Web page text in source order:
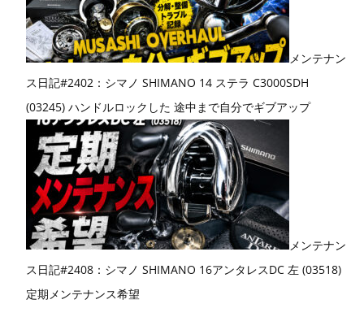
メンテナン
ス日記#2402：シマノ SHIMANO 14 ステラ C3000SDH
(03245) ハンドルロックした 途中まで自分でギブアップ
メンテナン
ス日記#2408：シマノ SHIMANO 16アンタレスDC 左 (03518)
定期メンテナンス希望